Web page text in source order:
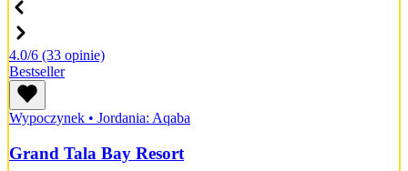
4.0/6 (33 opinie)
Bestseller
Wypoczynek • Jordania: Aqaba
Grand Tala Bay Resort